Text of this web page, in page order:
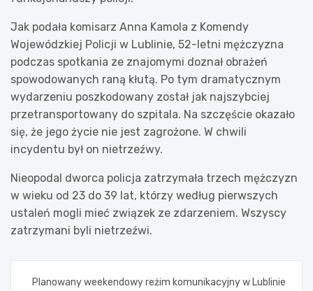
Jak podała komisarz Anna Kamola z Komendy
Wojewódzkiej Policji w Lublinie, 52-letni mężczyzna
podczas spotkania ze znajomymi doznał obrażeń
spowodowanych raną kłutą. Po tym dramatycznym
wydarzeniu poszkodowany został jak najszybciej
przetransportowany do szpitala. Na szczęście okazało
się, że jego życie nie jest zagrożone. W chwili
incydentu był on nietrzeźwy.
Nieopodal dworca policja zatrzymała trzech mężczyzn
w wieku od 23 do 39 lat, którzy według pierwszych
ustaleń mogli mieć związek ze zdarzeniem. Wszyscy
zatrzymani byli nietrzeźwi.
Planowany weekendowy reżim komunikacyjny w Lublinie